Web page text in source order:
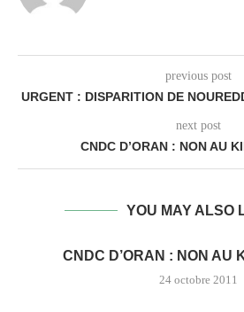
previous post
URGENT : DISPARITION DE
next post
CNDC D’ORAN : NON AU
YOU MAY ALSO
CNDC D’ORAN : NON AU
24 octobre 2011